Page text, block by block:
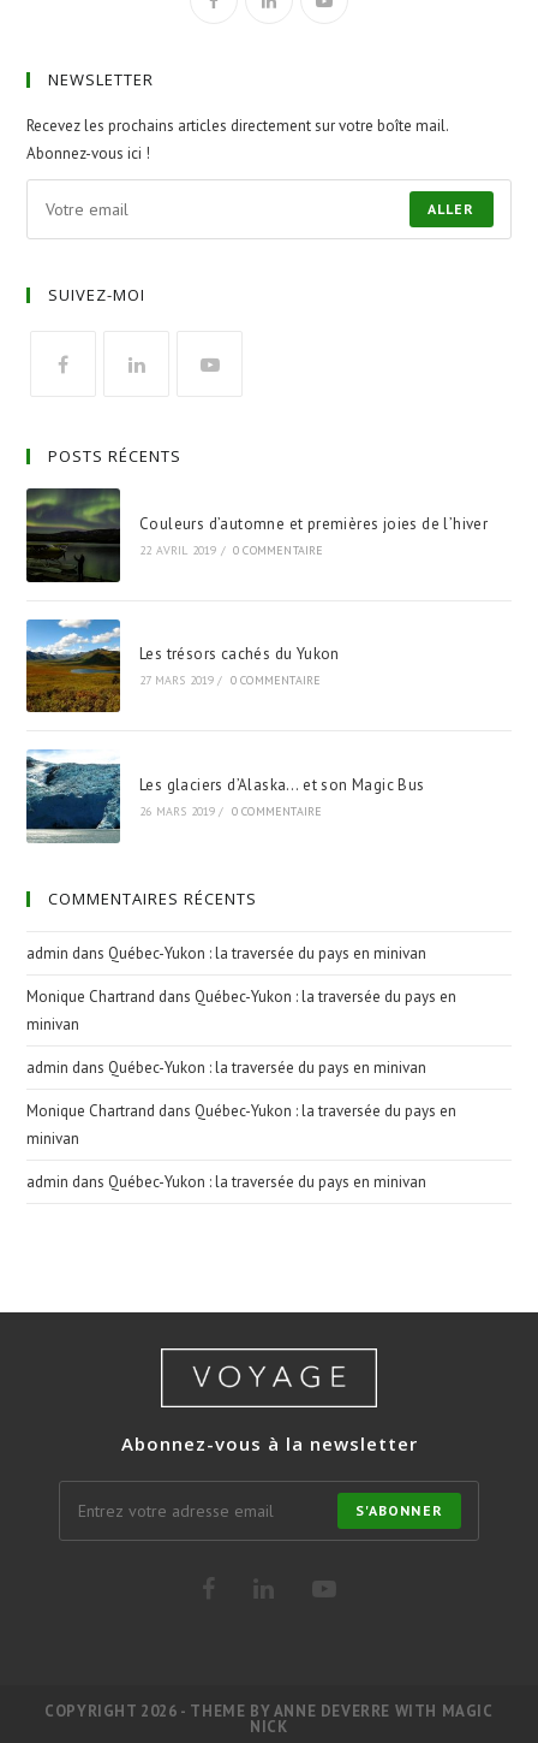
NEWSLETTER
Recevez les prochains articles directement sur votre boîte mail.
Abonnez-vous ici !
ALLER
SUIVEZ-MOI
POSTS RÉCENTS
Couleurs d’automne et premières joies de l’hiver
22 AVRIL 2019 / 0 COMMENTAIRE
Les trésors cachés du Yukon
27 MARS 2019 / 0 COMMENTAIRE
Les glaciers d’Alaska… et son Magic Bus
26 MARS 2019 / 0 COMMENTAIRE
COMMENTAIRES RÉCENTS
admin dans Québec-Yukon : la traversée du pays en minivan
Monique Chartrand dans Québec-Yukon : la traversée du pays en
minivan
admin dans Québec-Yukon : la traversée du pays en minivan
Monique Chartrand dans Québec-Yukon : la traversée du pays en
minivan
admin dans Québec-Yukon : la traversée du pays en minivan
Abonnez-vous à la newsletter
S'ABONNER
COPYRIGHT 2026 - THEME BY ANNE DEVERRE WITH MAGIC
NICK